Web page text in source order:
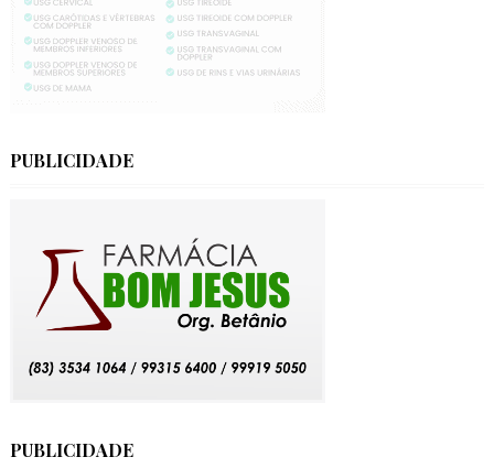
PUBLICIDADE
PUBLICIDADE